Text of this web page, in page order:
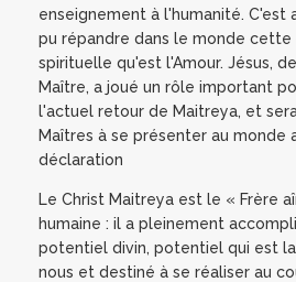
enseignement à l'humanité. C'est
pu répandre dans le monde cette
spirituelle qu'est l'Amour. Jésus,
Maître, a joué un rôle important
l'actuel retour de Maitreya, et
Maîtres à se présenter au monde
déclaration
Le Christ Maitreya est le « Frère
humaine : il a pleinement
potentiel divin, potentiel qui est
nous et destiné à se réaliser au